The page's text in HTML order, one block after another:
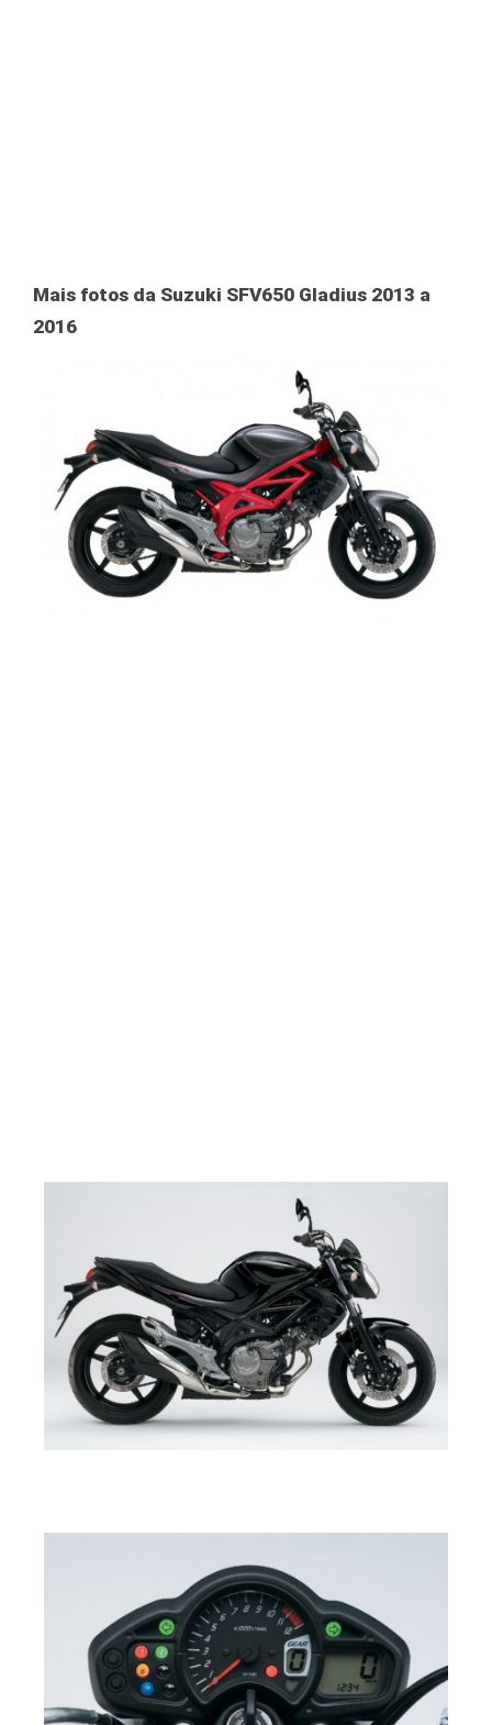
Mais fotos da Suzuki SFV650 Gladius 2013 a
2016